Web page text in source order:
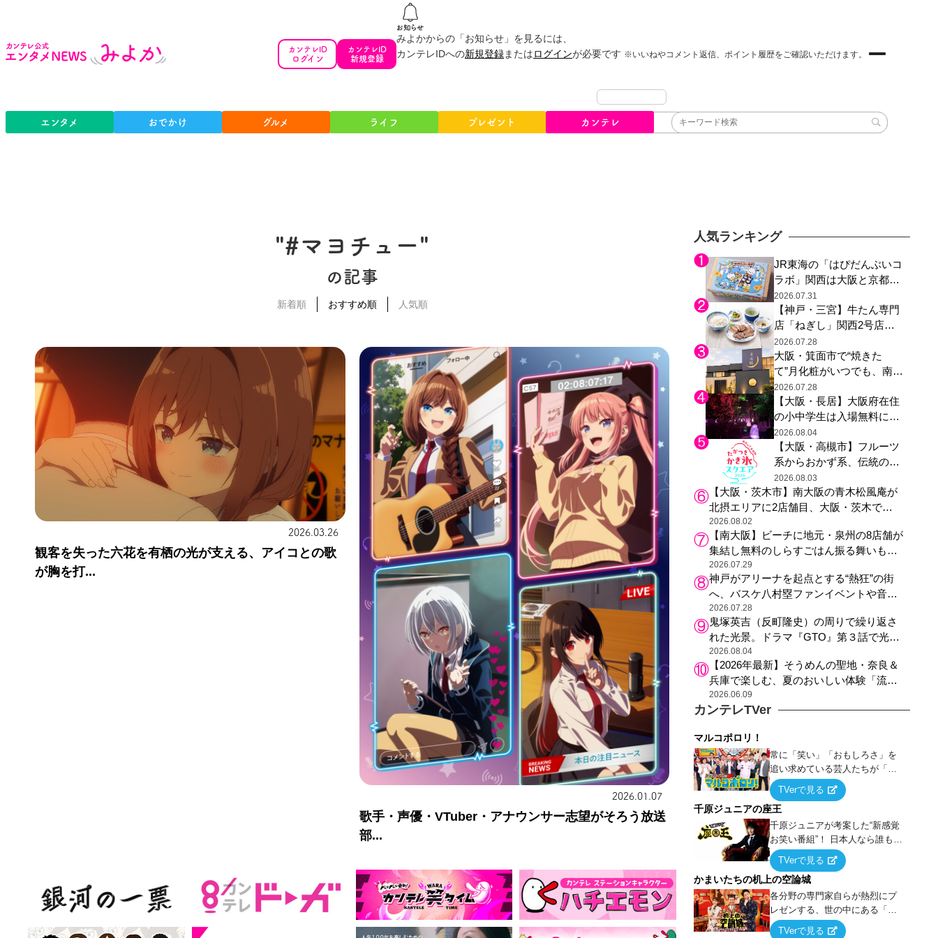
カンテレID
ログイン
カンテレID
新規登録
みよかからの「お知らせ」を見るには、
カンテレIDへの新規登録またはログインが必要です ※いいねやコメント返信、ポイント履歴をご確認いただけます。
エンタメ おでかけ グルメ ライフ プレゼント カンテレ
"#マヨチュー"
の記事
新着順 おすすめ順 人気順
2026.03.26
観客を失った六花を有栖の光が支える、アイコとの歌
が胸を打...
2026.01.07
歌手・声優・VTuber・アナウンサー志望がそろう放送
部...
人気ランキング
JR東海の「はぴだんぶいコ
ラボ」関西は大阪と京都の
み、日焼けしたポチャッコ
らサンリオキャラが描かれ
た駅弁やグッズが登場
2026.07.31
【神戸・三宮】牛たん専門
店「ねぎし」関西2号店が
登場、ファンら「8月が待
ち遠しい」と早くから注目
2026.07.28
大阪・箕面市で“焼きた
て”月化粧がいつでも、南大
阪の青木松風庵が北摂エリ
アに初進出
2026.07.28
【大阪・長居】大阪府在住
の小中学生は入場無料に、
チームラボが「夏休みの自
由研究の課題に」と「ボタ
ニカルガーデン 大阪」へ招
待
2026.08.04
【大阪・高槻市】フルーツ
系からおかず系、伝統の天
然氷まで人気店が集結、高
槻阪急スクエアで「かき
氷」祭り
2026.08.03
【大阪・茨木市】南大阪の青木松風庵が
北摂エリアに2店舗目、大阪・茨木で
も“焼きたて”の月化粧が食べられる
2026.08.02
【南大阪】ビーチに地元・泉州の8店舗が
集結し無料のしらすごはん振る舞いも、
泉南ロングパークの「海のマルシェ」が
リニューアル！
2026.07.29
神戸がアリーナを起点とする“熱狂”の街
へ、バスケ八村塁ファンイベントや音楽
フェスで三宮・ウォーターフロントを活
性化
2026.07.28
鬼塚英吉（反町隆史）の周りで繰り返さ
れた光景。ドラマ『GTO』第３話で光っ
た演出の巧みさ
2026.08.04
【2026年最新】そうめんの聖地・奈良＆
兵庫で楽しむ、夏のおいしい体験「流し
そうめん体験」おすすめ3選
2026.06.09
カンテレTVer
マルコポロリ！
常に「笑い」「おもしろさ」を
追い求めている芸人たちが「芸
能界」という大海原に漕ぎ出で
て、新たなオモシロ人間を発掘
する！
TVerで見る
千原ジュニアの座王
千原ジュニアが考案した“新感覚
お笑い番組”！ 日本人なら誰もが
馴染みのある『イス取りゲー
ム』をベースに、大喜利・ギャ
グ・モノボケ・歌…など様々な
お題で芸人がショートネタを競
い合う！
TVerで見る
かまいたちの机上の空論城
各分野の専門家自らが熱烈にプ
レゼンする、世の中にある「試
したことはないが、やってみた
TVerで見る